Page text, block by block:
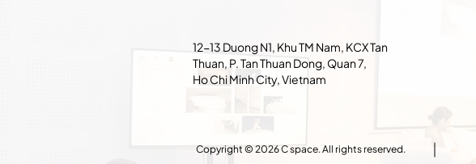
12-13 Duong N1, Khu TM Nam, KCX Tan
Thuan, P. Tan Thuan Dong, Quan 7,
Ho Chi Minh City, Vietnam
Copyright © 2026 C space. All rights reserved.